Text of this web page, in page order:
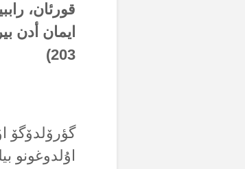
قورئان،
ایمان أدن
203
)
گؤرۆلدۆگۆ
اۇلدوغونو